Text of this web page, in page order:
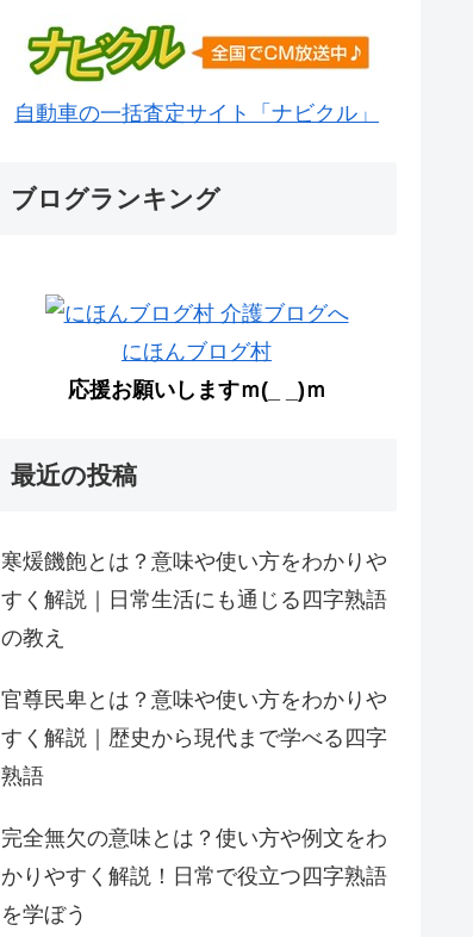
自動車の一括査定サイト「ナビクル」
ブログランキング
にほんブログ村
応援お願いしますｍ(_ _)ｍ
最近の投稿
寒煖饑飽とは？意味や使い方をわかりや
すく解説｜日常生活にも通じる四字熟語
の教え
官尊民卑とは？意味や使い方をわかりや
すく解説｜歴史から現代まで学べる四字
熟語
完全無欠の意味とは？使い方や例文をわ
かりやすく解説！日常で役立つ四字熟語
を学ぼう